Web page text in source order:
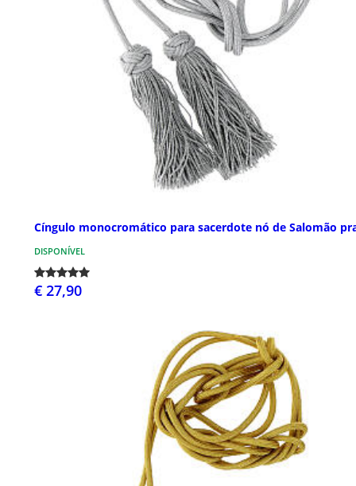
Cíngulo monocromático para sacerdote nó de Salomão
DISPONÍVEL
€ 27,90